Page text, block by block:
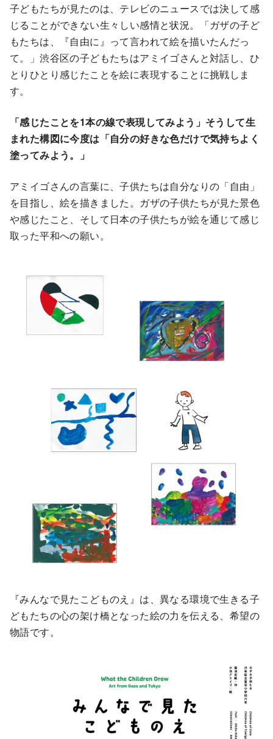
子どもたちが見たのは、テレビのニュースでは決して感
じることができない生々しい感情と状況。「ガザの子ど
もたちは、『自由に』って言われて絵を描いたんだっ
て。」渋谷区の子どもたちはアミイゴさんと対話し、ひ
とりひとり感じたことを絵に表現することに挑戦しま
す。
「感じたことを1本の線で表現してみよう」そうして生
まれた構図に今度は「自分の好きな色だけで気持ちよく
塗ってみよう。」
アミイゴさんの言葉に、子供たちは自分なりの「自由」
を目指し、絵を描きました。ガザの子供たちが見た景色
や感じたこと、そして日本の子供たちが絵を通じて感じ
取った平和への願い。
『みんなで見たこどものえ』は、異なる環境で生きる子
どもたちの心の架け橋となった絵の力を伝える、希望の
物語です。